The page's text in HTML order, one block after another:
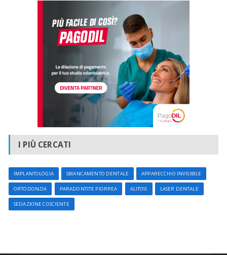
I PIÙ CERCATI
IMPLANTOLOGIA SBIANCAMENTO DENTALE APPARECCHIO INVISIBILE
ORTODONZIA PARADONTITE PIORREA ALITOSI LASER DENTALE
SEDAZIONE COSCIENTE